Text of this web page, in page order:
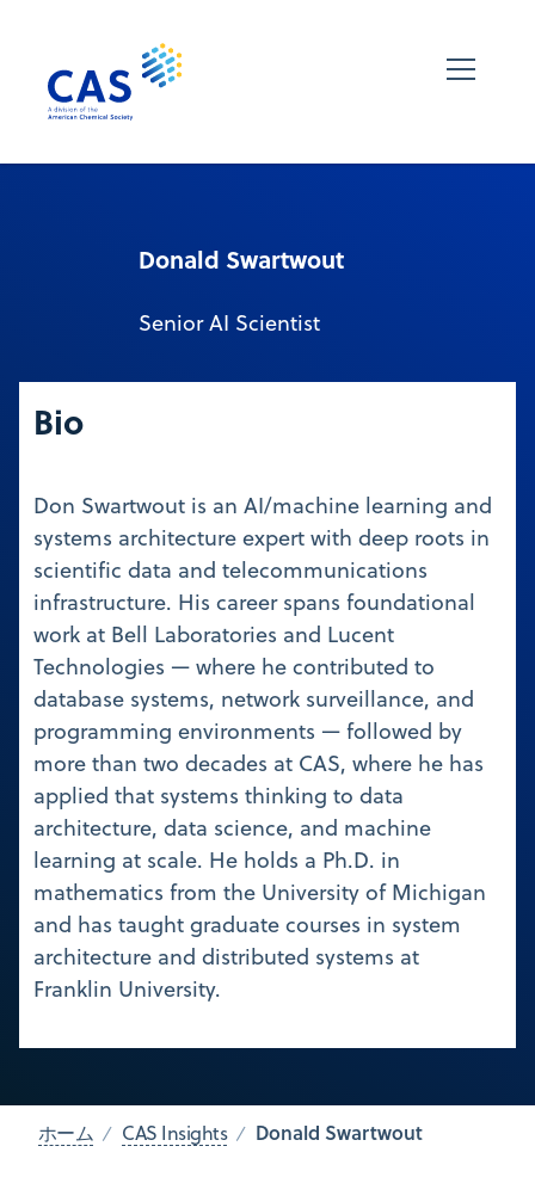
Donald Swartwout
Senior AI Scientist
Bio
Don Swartwout is an AI/machine learning and
systems architecture expert with deep roots in
scientific data and telecommunications
infrastructure. His career spans foundational
work at Bell Laboratories and Lucent
Technologies — where he contributed to
database systems, network surveillance, and
programming environments — followed by
more than two decades at CAS, where he has
applied that systems thinking to data
architecture, data science, and machine
learning at scale. He holds a Ph.D. in
mathematics from the University of Michigan
and has taught graduate courses in system
architecture and distributed systems at
Franklin University.
ホーム CAS Insights Donald Swartwout